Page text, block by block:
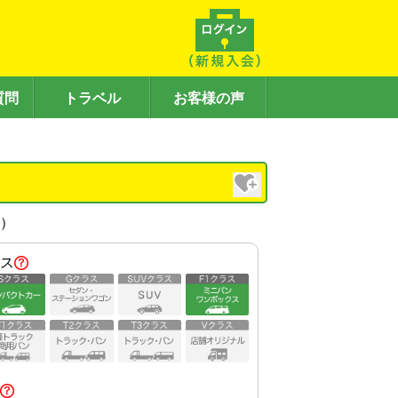
問 トラベル お客様の声